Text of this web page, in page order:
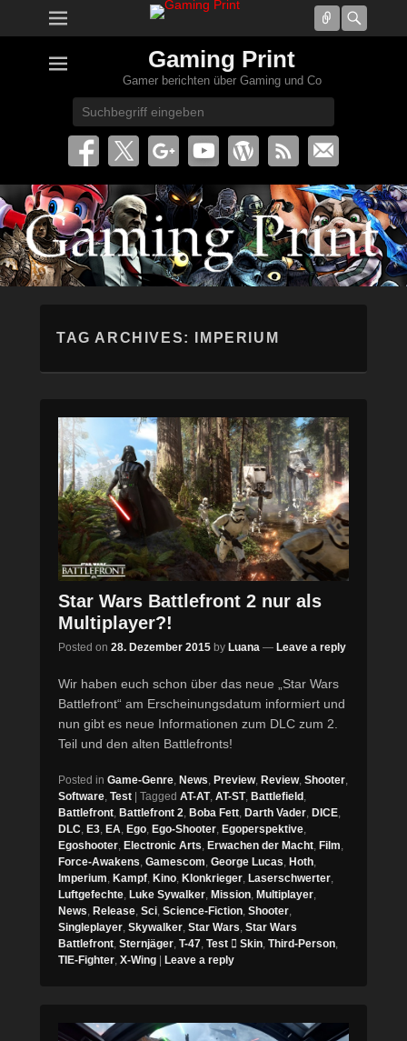
Connect
Gaming Print
Gamer berichten über Gaming und Co
TAG ARCHIVES: IMPERIUM
Star Wars Battlefront 2 nur als
Multiplayer?!
Posted on 28. Dezember 2015 by Luana — Leave a reply
Wir haben euch schon über das neue „Star Wars
Battlefront“ am Erscheinungsdatum informiert und
nun gibt es neue Informationen zum DLC zum 2.
Teil und den alten Battlefronts!
Posted in Game-Genre, News, Preview, Review, Shooter,
Software, Test Tagged AT-AT, AT-ST, Battlefield ,
Battlefront, Battlefront 2, Boba Fett, Darth Vader, DICE,
DLC, E3, EA, Ego, Ego-Shooter, Egoperspektive,
Egoshooter, Electronic Arts, Erwachen der Macht, Film,
Force-Awakens, Gamescom, George Lucas, Hoth,
Imperium, Kampf, Kino, Klonkrieger, Laserschwerter,
Luftgefechte, Luke Sywalker, Mission, Multiplayer,
News, Release, Sci, Science-Fiction, Shooter,
Singleplayer, Skywalker, Star Wars, Star Wars
Battlefront, Sternjäger, T-47, Test  Skin, Third-Person,
TIE-Fighter, X-Wing Leave a reply